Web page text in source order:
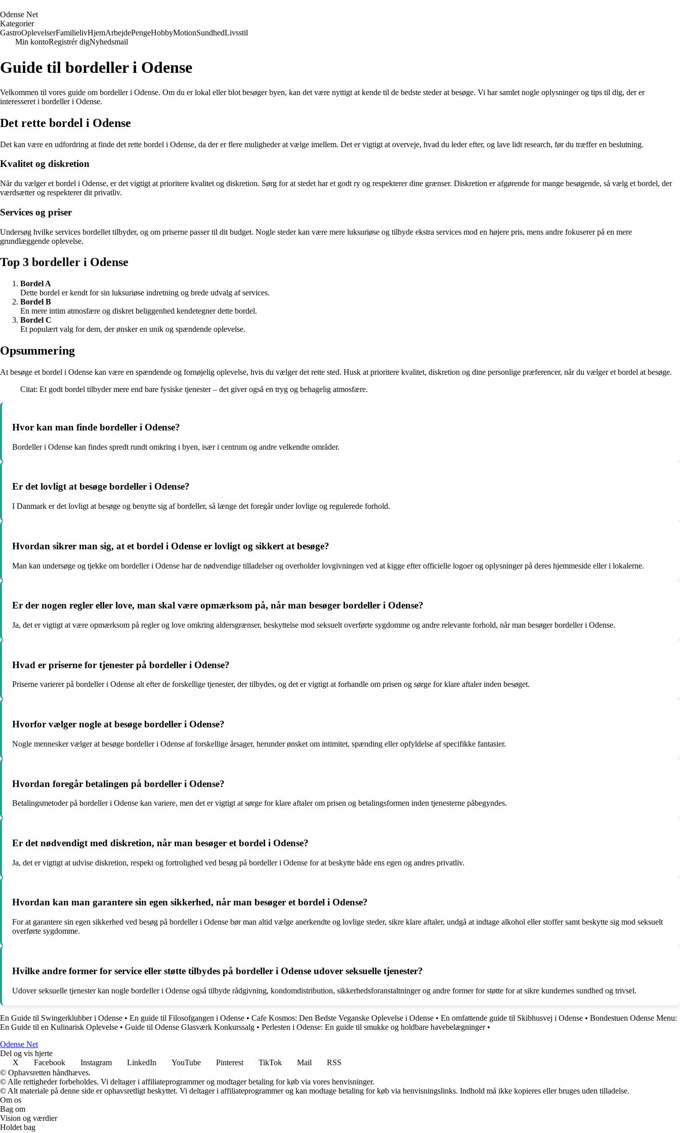
Odense Net
Kategorier
GastroOplevelserFamilielivHjemArbejdePengeHobbyMotionSundhedLivsstil
Min kontoRegistrér digNyhedsmail
Guide til bordeller i Odense
Velkommen til vores guide om bordeller i Odense. Om du er lokal eller blot besøger byen, kan det være nyttigt at kende til de bedste steder at besøge. Vi har samlet nogle oplysninger og tips til dig, der er
interesseret i bordeller i Odense.
Det rette bordel i Odense
Det kan være en udfordring at finde det rette bordel i Odense, da der er flere muligheder at vælge imellem. Det er vigtigt at overveje, hvad du leder efter, og lave lidt research, før du træffer en beslutning.
Kvalitet og diskretion
Når du vælger et bordel i Odense, er det vigtigt at prioritere kvalitet og diskretion. Sørg for at stedet har et godt ry og respekterer dine grænser. Diskretion er afgørende for mange besøgende, så vælg et bordel, der
værdsætter og respekterer dit privatliv.
Services og priser
Undersøg hvilke services bordellet tilbyder, og om priserne passer til dit budget. Nogle steder kan være mere luksuriøse og tilbyde ekstra services mod en højere pris, mens andre fokuserer på en mere
grundlæggende oplevelse.
Top 3 bordeller i Odense
Bordel A
Dette bordel er kendt for sin luksuriøse indretning og brede udvalg af services.
Bordel B
En mere intim atmosfære og diskret beliggenhed kendetegner dette bordel.
Bordel C
Et populært valg for dem, der ønsker en unik og spændende oplevelse.
Opsummering
At besøge et bordel i Odense kan være en spændende og fornøjelig oplevelse, hvis du vælger det rette sted. Husk at prioritere kvalitet, diskretion og dine personlige præferencer, når du vælger et bordel at besøge.
Citat: Et godt bordel tilbyder mere end bare fysiske tjenester – det giver også en tryg og behagelig atmosfære.
Hvor kan man finde bordeller i Odense?
Bordeller i Odense kan findes spredt rundt omkring i byen, især i centrum og andre velkendte områder.
Er det lovligt at besøge bordeller i Odense?
I Danmark er det lovligt at besøge og benytte sig af bordeller, så længe det foregår under lovlige og regulerede forhold.
Hvordan sikrer man sig, at et bordel i Odense er lovligt og sikkert at besøge?
Man kan undersøge og tjekke om bordeller i Odense har de nødvendige tilladelser og overholder lovgivningen ved at kigge efter officielle logoer og oplysninger på deres hjemmeside eller i lokalerne.
Er der nogen regler eller love, man skal være opmærksom på, når man besøger bordeller i Odense?
Ja, det er vigtigt at være opmærksom på regler og love omkring aldersgrænser, beskyttelse mod seksuelt overførte sygdomme og andre relevante forhold, når man besøger bordeller i Odense.
Hvad er priserne for tjenester på bordeller i Odense?
Priserne varierer på bordeller i Odense alt efter de forskellige tjenester, der tilbydes, og det er vigtigt at forhandle om prisen og sørge for klare aftaler inden besøget.
Hvorfor vælger nogle at besøge bordeller i Odense?
Nogle mennesker vælger at besøge bordeller i Odense af forskellige årsager, herunder ønsket om intimitet, spænding eller opfyldelse af specifikke fantasier.
Hvordan foregår betalingen på bordeller i Odense?
Betalingsmetoder på bordeller i Odense kan variere, men det er vigtigt at sørge for klare aftaler om prisen og betalingsformen inden tjenesterne påbegyndes.
Er det nødvendigt med diskretion, når man besøger et bordel i Odense?
Ja, det er vigtigt at udvise diskretion, respekt og fortrolighed ved besøg på bordeller i Odense for at beskytte både ens egen og andres privatliv.
Hvordan kan man garantere sin egen sikkerhed, når man besøger et bordel i Odense?
For at garantere sin egen sikkerhed ved besøg på bordeller i Odense bør man altid vælge anerkendte og lovlige steder, sikre klare aftaler, undgå at indtage alkohol eller stoffer samt beskytte sig mod seksuelt
overførte sygdomme.
Hvilke andre former for service eller støtte tilbydes på bordeller i Odense udover seksuelle tjenester?
Udover seksuelle tjenester kan nogle bordeller i Odense også tilbyde rådgivning, kondomdistribution, sikkerhedsforanstaltninger og andre former for støtte for at sikre kundernes sundhed og trivsel.
En Guide til Swingerklubber i Odense • En guide til Filosofgangen i Odense • Cafe Kosmos: Den Bedste Veganske Oplevelse i Odense • En omfattende guide til Skibhusvej i Odense • Bondestuen Odense Menu:
En Guide til en Kulinarisk Oplevelse • Guide til Odense Glasværk Konkurssalg • Perlesten i Odense: En guide til smukke og holdbare havebelægninger•
Odense Net
Del og vis hjerte
X
Facebook Instagram LinkedIn YouTube Pinterest TikTok Mail
RSS
© Ophavsretten håndhæves.
© Alle rettigheder forbeholdes. Vi deltager i affiliateprogrammer og modtager betaling for køb via vores henvisninger.
© Alt materiale på denne side er ophavsretligt beskyttet. Vi deltager i affiliateprogrammer og kan modtage betaling for køb via henvisningslinks. Indhold må ikke kopieres eller bruges uden tilladelse.
Om os
Bag om
Vision og værdier
Holdet bag